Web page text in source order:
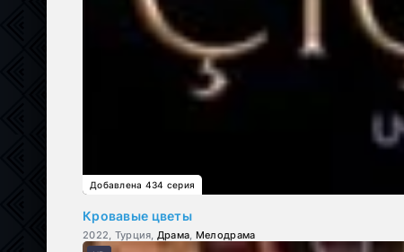
Кровавые цветы
2022, Турция, Драма, Мелодрама
Добавлена 434 серия